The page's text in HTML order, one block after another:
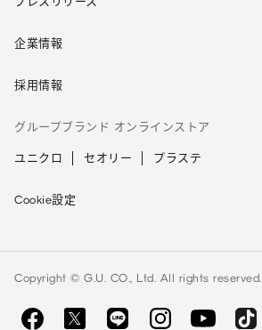
企業情報
採用情報
グループブランド オンラインストア
ユニクロ セオリー プラステ
Cookie設定
Copyright © G.U. CO., Ltd. All rights reserved.